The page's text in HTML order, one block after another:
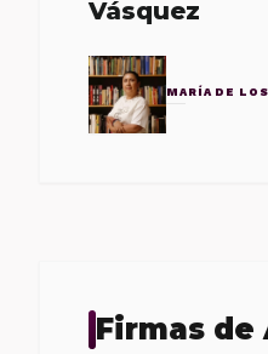
Vásquez
MARÍA DE
Firmas de